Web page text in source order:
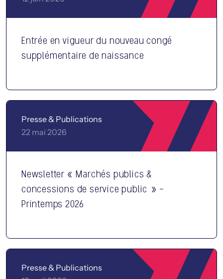
Entrée en vigueur du nouveau congé
supplémentaire de naissance
Presse & Publications
22 mai 2026
Newsletter « Marchés publics &
concessions de service public » –
Printemps 2026
Presse & Publications